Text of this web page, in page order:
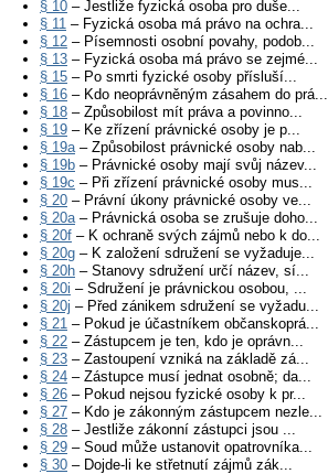
§ 10 – Jestliže fyzická osoba pro duše...
§ 11 – Fyzická osoba má právo na ochra...
§ 12 – Písemnosti osobní povahy, podob...
§ 13 – Fyzická osoba má právo se zejmé...
§ 15 – Po smrti fyzické osoby přísluší...
§ 16 – Kdo neoprávněným zásahem do prá...
§ 18 – Způsobilost mít práva a povinno...
§ 19 – Ke zřízení právnické osoby je p...
§ 19a– Způsobilost právnické osoby nab...
§ 19b – Právnické osoby mají svůj název...
§ 19c – Při zřízení právnické osoby mus...
§ 20 – Právní úkony právnické osoby ve...
§ 20a– Právnická osoba se zrušuje doho...
§ 20f – K ochraně svých zájmů nebo k do...
§ 20g – K založení sdružení se vyžaduje...
§ 20h – Stanovy sdružení určí název, sí...
§ 20i – Sdružení je právnickou osobou, ...
§ 20j – Před zánikem sdružení se vyžadu...
§ 21 – Pokud je účastníkem občanskoprá...
§ 22 – Zástupcem je ten, kdo je oprávn...
§ 23 – Zastoupení vzniká na základě zá...
§ 24 – Zástupce musí jednat osobně; da...
§ 26 – Pokud nejsou fyzické osoby k pr...
§ 27 – Kdo je zákonným zástupcem nezle...
§ 28 – Jestliže zákonní zástupci jsou ...
§ 29 – Soud může ustanovit opatrovníka...
§ 30 – Dojde-li ke střetnutí zájmů zák...